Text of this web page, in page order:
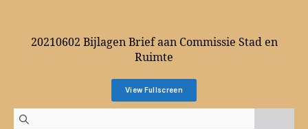
20210602 Bijlagen Brief aan Commissie Stad en
Ruimte
View Fullscreen